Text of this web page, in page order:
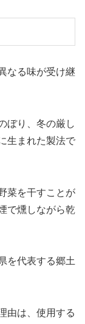
なる味が受け継
ぼり、冬の厳し
生まれた製法で
菜を干すことが
で燻しながら乾
を代表する郷土
由は、使用する